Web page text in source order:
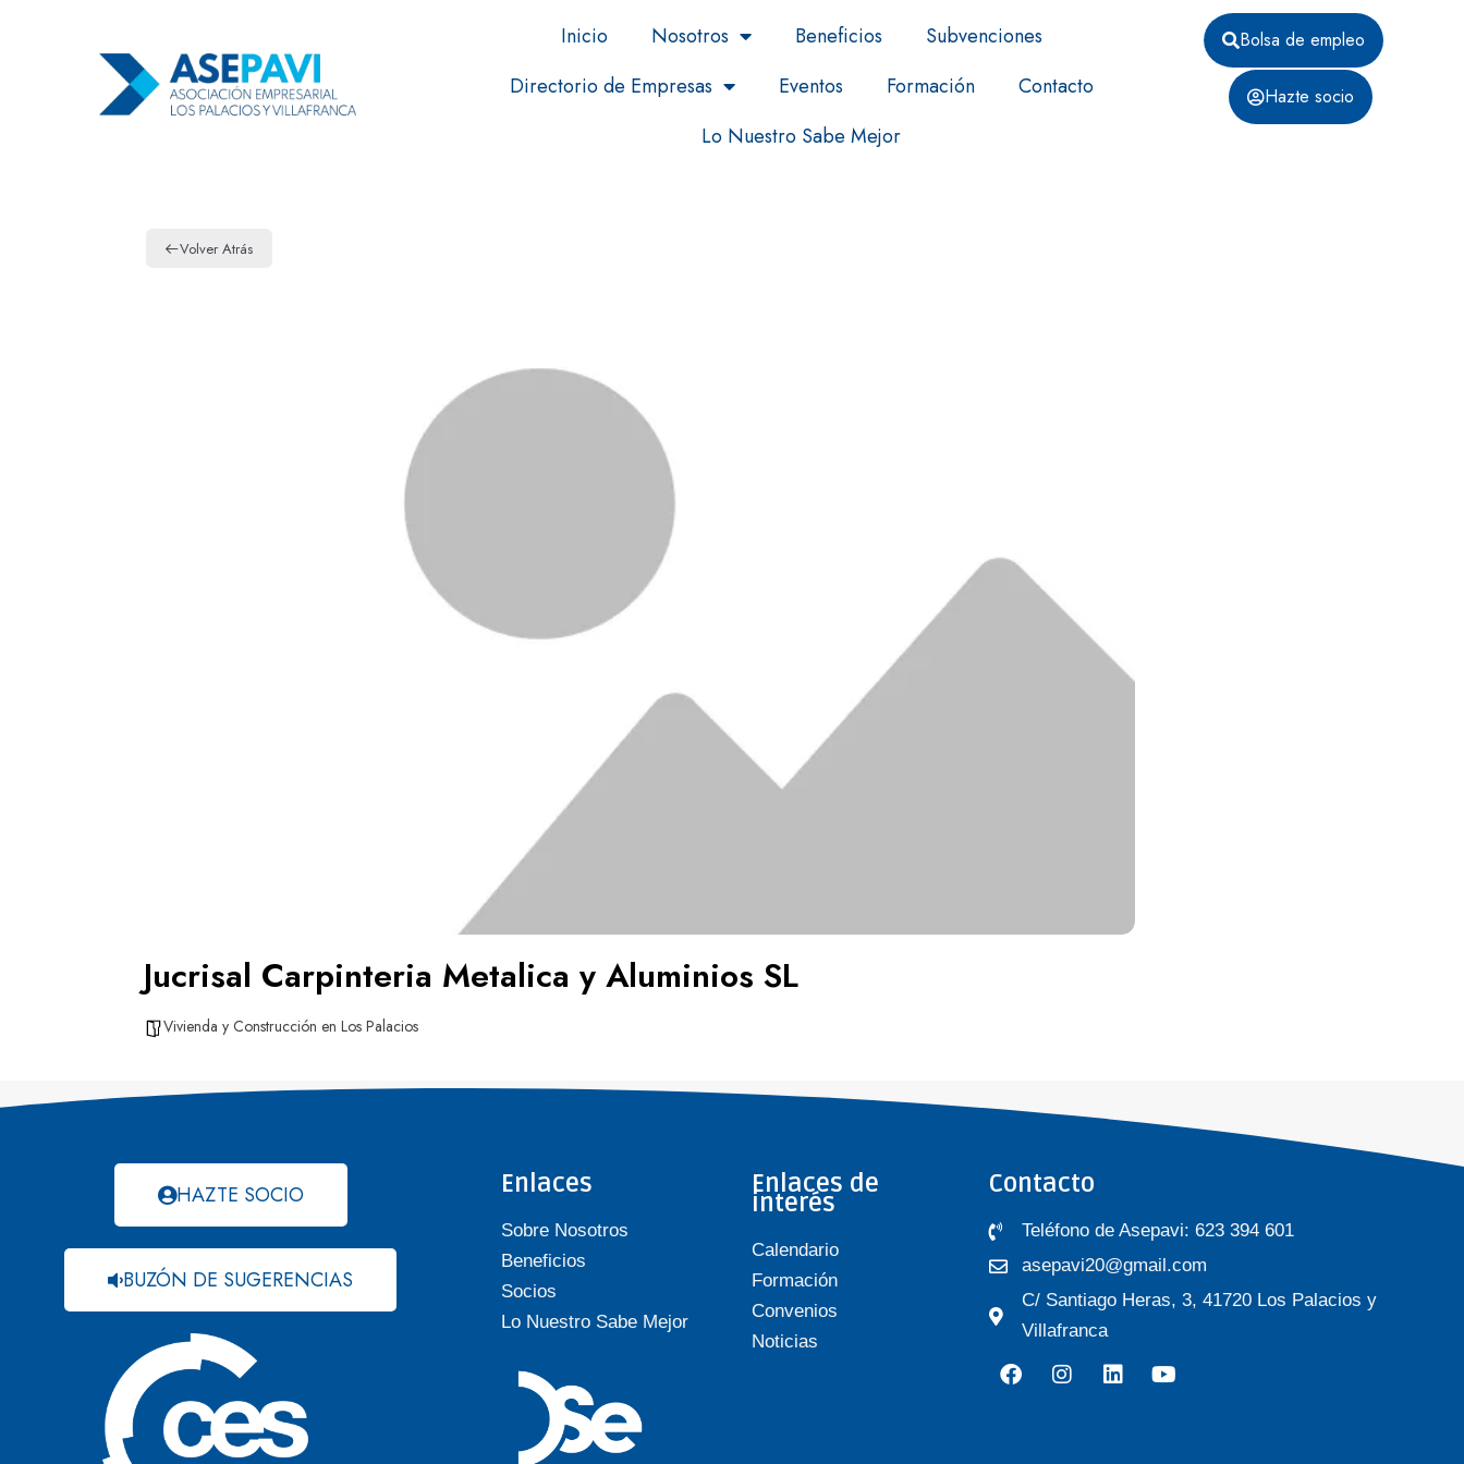
Inicio Nosotros Beneficios
Subvenciones
Directorio de Empresas
Eventos Formación
Contacto
Lo Nuestro Sabe Mejor
Bolsa de empleo
Hazte socio
Volver Atrás
Jucrisal Carpinteria Metalica y Aluminios SL
Vivienda y Construcción en Los Palacios
HAZTE SOCIO
BUZÓN DE SUGERENCIAS
Enlaces
Sobre Nosotros
Beneficios
Socios
Lo Nuestro Sabe Mejor
Enlaces de
interés
Calendario
Formación
Convenios
Noticias
Contacto
Teléfono de Asepavi: 623 394 601
asepavi20@gmail.com
C/ Santiago Heras, 3, 41720 Los Palacios y
Villafranca